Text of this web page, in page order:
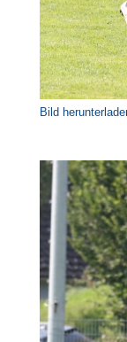
Bild